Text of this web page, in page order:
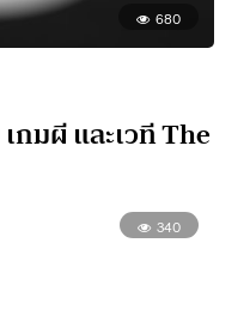
680
กมผี และเวที The
340